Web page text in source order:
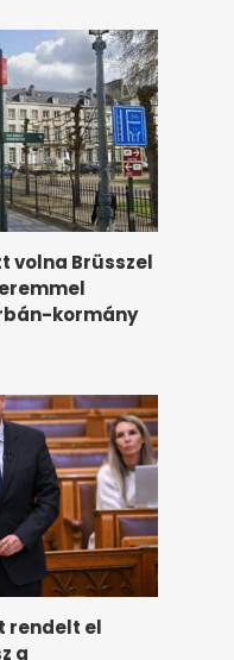
volna Brüsszel
kormány
rendelt el
a